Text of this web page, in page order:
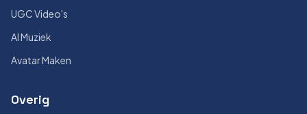
UGC Video's
AI Muziek
Avatar Maken
Overig